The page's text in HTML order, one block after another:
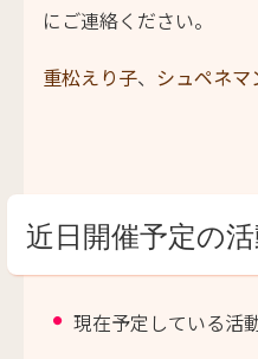
にご連絡ください。
重松えり子、 シュペネマ
近日開催予定の
現在予定している活